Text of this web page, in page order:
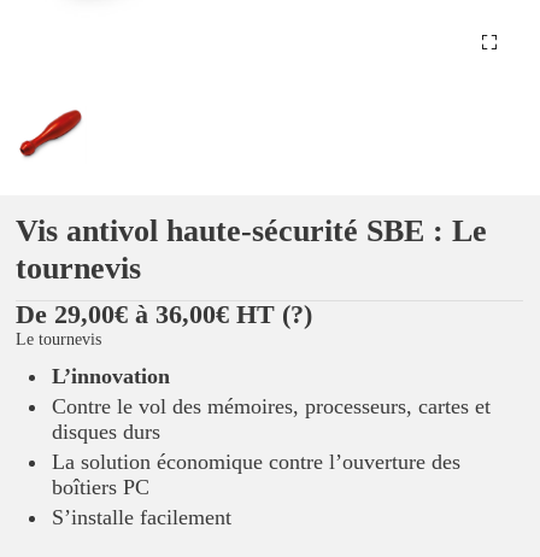
Vis antivol haute-sécurité SBE : Le
tournevis
De 29,00€ à 36,00€ HT (?)
Le tournevis
L’innovation
Contre le vol des mémoires, processeurs, cartes et
disques durs
La solution économique contre l’ouverture des
boîtiers PC
S’installe facilement